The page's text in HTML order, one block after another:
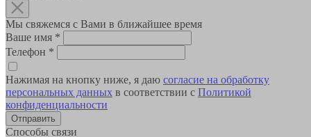
Мы свяжемся с Вами в ближайшее время
Ваше имя *
Телефон *
Нажимая на кнопку ниже, я даю согласие на обработку
персональных данных в соответствии с Политикой
конфиденциальности
Способы связи